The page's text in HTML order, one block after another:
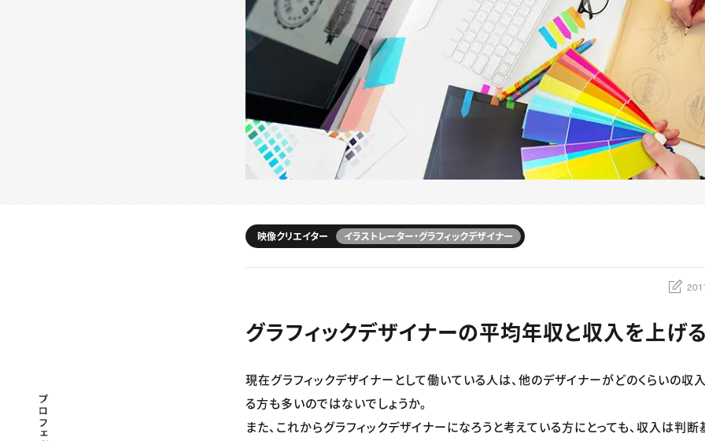
プロフェッショナル×つながる×メディア
映像クリエイター イラストレーター・グラフィックデザイナー
グラフィックデザイナーの平均年収と収入を上げ
現在グラフィックデザイナーとして働いている人は、他のデザイナーがどのくらいの収
る方も多いのではないでしょうか。
また、これからグラフィックデザイナーになろうと考えている方にとっても、収入は判断